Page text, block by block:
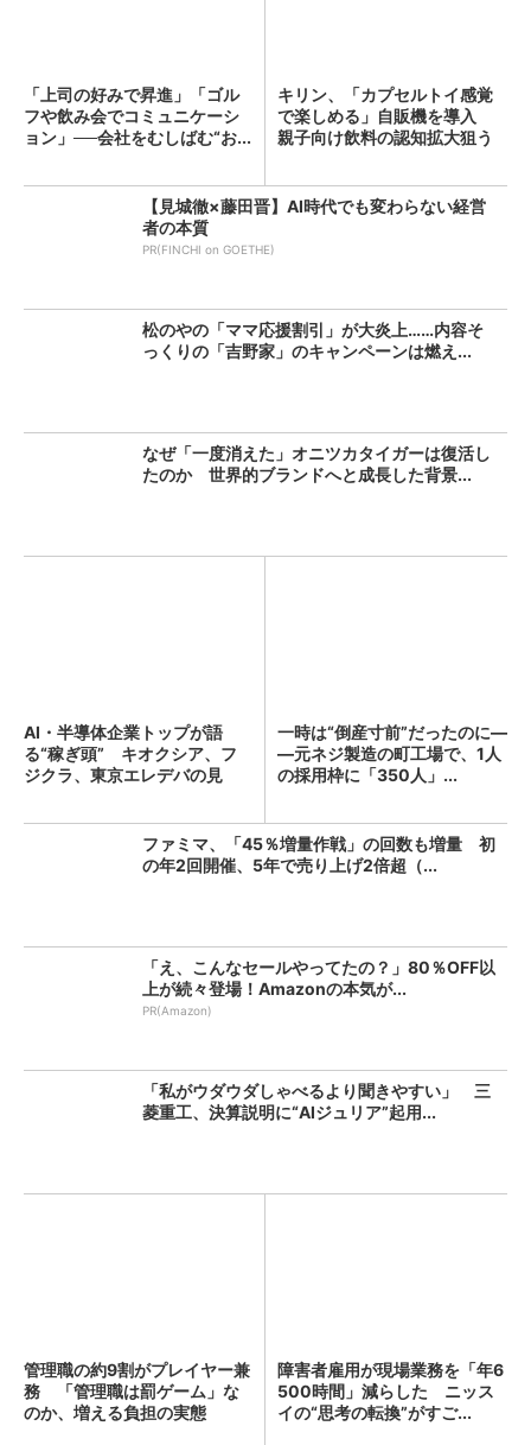
「上司の好みで昇進」「ゴル
フや飲み会でコミュニケーシ
ョン」──会社をむしばむ“お...
キリン、「カプセルトイ感覚
で楽しめる」自販機を導入
親子向け飲料の認知拡大狙う
【見城徹×藤田晋】AI時代でも変わらない経営
者の本質
PR(FINCHI on GOETHE)
松のやの「ママ応援割引」が大炎上……内容そ
っくりの「吉野家」のキャンペーンは燃え...
なぜ「一度消えた」オニツカタイガーは復活し
たのか 世界的ブランドへと成長した背景...
AI・半導体企業トップが語
る“稼ぎ頭” キオクシア、フ
ジクラ、東京エレデバの見
一時は“倒産寸前”だったのに―
―元ネジ製造の町工場で、1人
の採用枠に「350人」...
ファミマ、「45％増量作戦」の回数も増量 初
の年2回開催、5年で売り上げ2倍超（...
「え、こんなセールやってたの？」80％OFF以
上が続々登場！Amazonの本気が...
PR(Amazon)
「私がウダウダしゃべるより聞きやすい」 三
菱重工、決算説明に“AIジュリア”起用...
管理職の約9割がプレイヤー兼
務 「管理職は罰ゲーム」な
のか、増える負担の実態
障害者雇用が現場業務を「年6
500時間」減らした ニッス
イの“思考の転換”がすご...